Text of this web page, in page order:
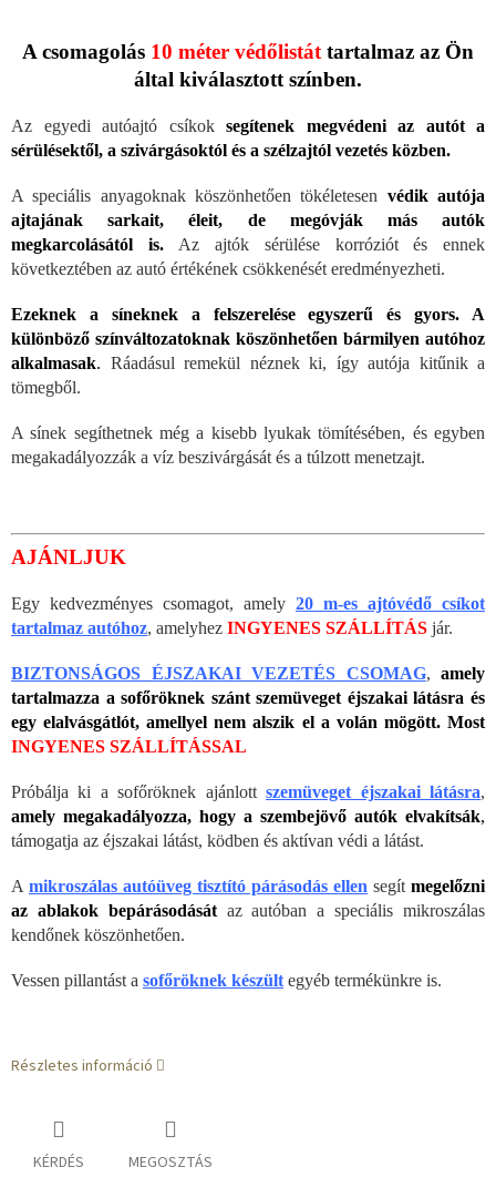
A csomagolás 10 méter védőlistáttartalmaz az Ön
által kiválasztott színben.
Az egyedi autóajtó csíkok segítenek megvédeni az autót a
sérülésektől, a szivárgásoktól és a szélzajtól vezetés közben.
A speciális anyagoknak köszönhetően tökéletesen védik autója
ajtajának sarkait, éleit, de megóvják más autók
megkarcolásától is. Az ajtók sérülése korróziót és ennek
következtében az autó értékének csökkenését eredményezheti.
Ezeknek a síneknek a felszerelése egyszerű és gyors. A
különböző színváltozatoknak köszönhetően bármilyen autóhoz
alkalmasak. Ráadásul remekül néznek ki, így autója kitűnik a
tömegből.
A sínek segíthetnek még a kisebb lyukak tömítésében, és egyben
megakadályozzák a víz beszivárgását és a túlzott menetzajt.
AJÁNLJUK
Egy kedvezményes csomagot, amely 20 m-es ajtóvédő csíkot
tartalmaz autóhoz, amelyhez INGYENES SZÁLLÍTÁS jár.
BIZTONSÁGOS ÉJSZAKAI VEZETÉS CSOMAG, amely
tartalmazza a sofőröknek szánt szemüveget éjszakai látásra és
egy elalvásgátlót, amellyel nem alszik el a volán mögött. Most
INGYENES SZÁLLÍTÁSSAL
Próbálja ki a sofőröknek ajánlottszemüveget éjszakai látásra,
amely megakadályozza, hogy a szembejövő autók elvakítsák,
támogatja az éjszakai látást, ködben és aktívan védi a látást.
A mikroszálas autóüveg tisztító párásodás ellen segít megelőzni
az ablakok bepárásodásátaz autóban a speciális mikroszálas
kendőnek köszönhetően.
Vessen pillantást a sofőröknek készült egyéb termékünkre is.
Részletes információ
KÉRDÉS MEGOSZTÁS